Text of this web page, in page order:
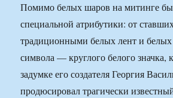
Помимо белых шаров на митинге
специальной атрибутики: от
традиционными белых лент и белых
символа — круглого белого значка,
задумке его создателя Георгия
продюсировал трагически